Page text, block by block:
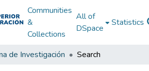
Communities
&
Collections
All of
DSpace
Statistics
de Investigación Search